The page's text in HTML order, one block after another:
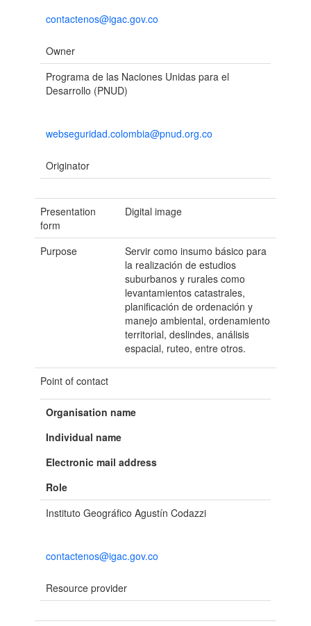
contactenos@igac.gov.co
Owner
Programa de las Naciones Unidas para el
Desarrollo (PNUD)
webseguridad.colombia@pnud.org.co
Originator
Presentation
form
Digital image
Purpose
Servir como insumo básico para
la realización de estudios
suburbanos y rurales como
levantamientos catastrales,
planificación de ordenación y
manejo ambiental, ordenamiento
territorial, deslindes, análisis
espacial, ruteo, entre otros.
Point of contact
Organisation name
Individual name
Electronic mail address
Role
Instituto Geográfico Agustín Codazzi
contactenos@igac.gov.co
Resource provider